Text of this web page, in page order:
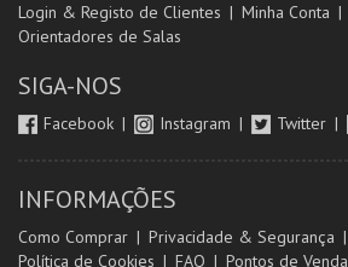
Login & Registo de Clientes Minha Conta
Orientadores de Salas
SIGA-NOS
Facebook Instagram Twitter
INFORMAÇÕES
Como Comprar Privacidade & Segurança
Política de Cookies
FAQ Pontos de Venda